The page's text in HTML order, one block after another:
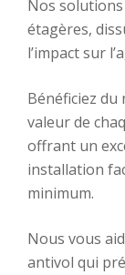
Nos
étagères,
l’impact sur
Bénéficiez du
valeur de
offrant un
installation
minimum.
Nous vous
antivol qui